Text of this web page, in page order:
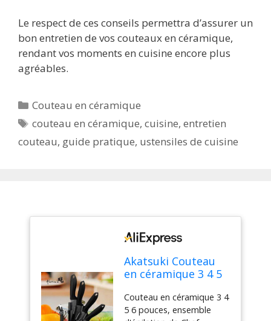
Le respect de ces conseils permettra d’assurer un
bon entretien de vos couteaux en céramique,
rendant vos moments en cuisine encore plus
agréables.
Catégories
Couteau en céramique
Étiquettes
couteau en céramique,cuisine,entretien
couteau, guide pratique, ustensiles de cuisine
Akatsuki Couteau
en céramique 3 4 5
d'épilation de Chef,
utilitaire de
Couteau en céramique 3 4
5 6 pouces, ensemble